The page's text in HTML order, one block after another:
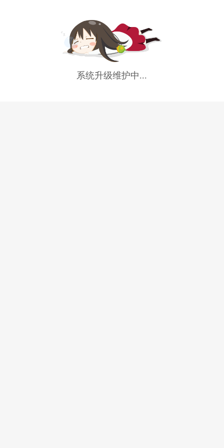
系统升级维护中...